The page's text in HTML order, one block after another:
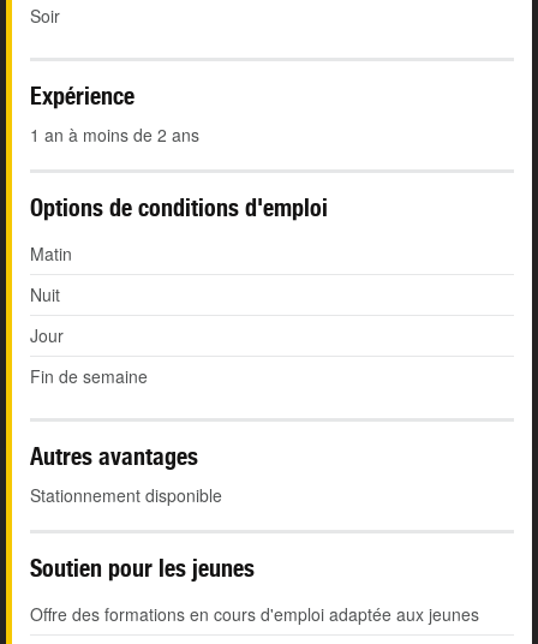
Soir
Expérience
1 an à moins de 2 ans
Options de conditions d'emploi
Matin
Nuit
Jour
Fin de semaine
Autres avantages
Stationnement disponible
Soutien pour les jeunes
Offre des formations en cours d'emploi adaptée aux jeunes